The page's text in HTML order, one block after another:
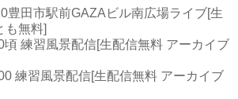
豊田市駅前GAZAビル南広場ライブ[生
も無料]
頃 練習風景配信[生配信無料 アーカイブ
練習風景配信[生配信無料 アーカイブ